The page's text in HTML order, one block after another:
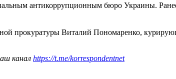
антикоррупционным бюро Украины.
прокуратуры Виталий Пономаренко,
канал https://t.me/korrespondentnet